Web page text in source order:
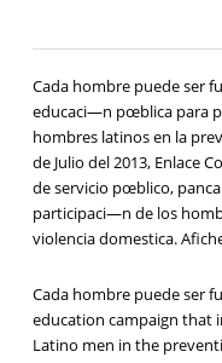
Cada hombre puede ser
educaci—n pœblica para
hombres latinos en la
de Julio del 2013, Enlace
de servicio pœblico,
participaci—n de los
violencia domestica.
Cada hombre puede ser
education campaign that
Latino men in the